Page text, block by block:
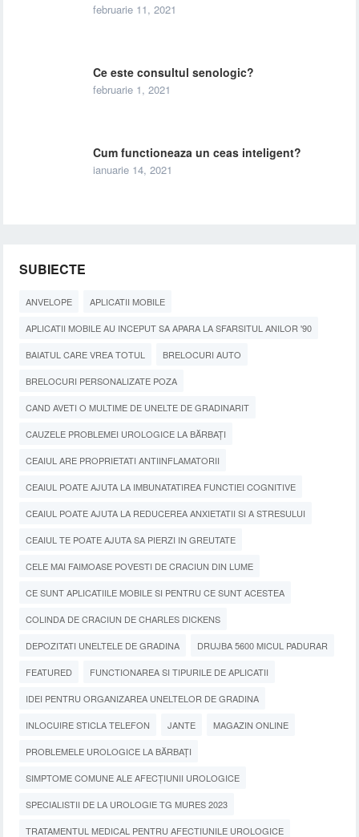
februarie 11, 2021
Ce este consultul senologic?
februarie 1, 2021
Cum functioneaza un ceas inteligent?
ianuarie 14, 2021
SUBIECTE
ANVELOPE APLICATII MOBILE
APLICATII MOBILE AU INCEPUT SA APARA LA SFARSITUL ANILOR '90
BAIATUL CARE VREA TOTUL BRELOCURI AUTO
BRELOCURI PERSONALIZATE POZA
CAND AVETI O MULTIME DE UNELTE DE GRADINARIT
CAUZELE PROBLEMEI UROLOGICE LA BĂRBAȚI
CEAIUL ARE PROPRIETATI ANTIINFLAMATORII
CEAIUL POATE AJUTA LA IMBUNATATIREA FUNCTIEI COGNITIVE
CEAIUL POATE AJUTA LA REDUCEREA ANXIETATII SI A STRESULUI
CEAIUL TE POATE AJUTA SA PIERZI IN GREUTATE
CELE MAI FAIMOASE POVESTI DE CRACIUN DIN LUME
CE SUNT APLICATIILE MOBILE SI PENTRU CE SUNT ACESTEA
COLINDA DE CRACIUN DE CHARLES DICKENS
DEPOZITATI UNELTELE DE GRADINA DRUJBA 5600 MICUL PADURAR
FEATURED FUNCTIONAREA SI TIPURILE DE APLICATII
IDEI PENTRU ORGANIZAREA UNELTELOR DE GRADINA
INLOCUIRE STICLA TELEFON JANTE MAGAZIN ONLINE
PROBLEMELE UROLOGICE LA BĂRBAȚI
SIMPTOME COMUNE ALE AFECȚIUNII UROLOGICE
SPECIALISTII DE LA UROLOGIE TG MURES 2023
TRATAMENTUL MEDICAL PENTRU AFECTIUNILE UROLOGICE